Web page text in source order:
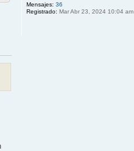
Mensajes: 36
Registrado: Mar Abr 23, 2024 10:04 am